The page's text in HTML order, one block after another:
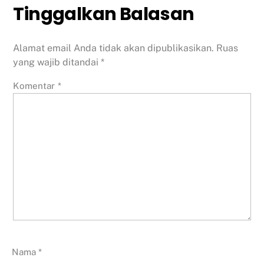
Tinggalkan Balasan
Alamat email Anda tidak akan dipublikasikan. Ruas
yang wajib ditandai*
Komentar *
Nama*